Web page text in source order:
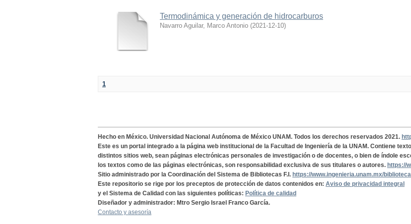
Termodinámica y generación de hidrocarburos
Navarro Aguilar, Marco Antonio (2021-12-10)
1
Hecho en México. Universidad Nacional Autónoma de México UNAM. Todos los derechos reservados 2021.
Este es un portal integrado a la página web institucional de la Facultad de Ingeniería de la UNAM. Contiene
distintos sitios web, sean páginas electrónicas personales de investigación o de docentes, o bien de índole
los textos como de las páginas electrónicas, son responsabilidad exclusiva de sus titulares o autores. https://
Sitio administrado por la Coordinación del Sistema de Bibliotecas F.I. https://www.ingenieria.unam.mx/
Este repositorio se rige por los preceptos de protección de datos contenidos en: Aviso de privacidad integral
y el Sistema de Calidad con las siguientes políticas: Política de calidad
Diseñador y administrador: Mtro Sergio Israel Franco García.
Contacto y asesoría